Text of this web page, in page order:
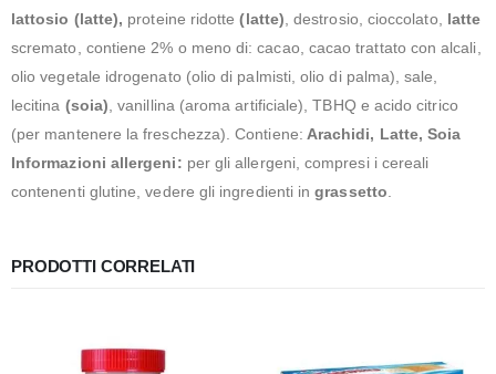
lattosio (latte), proteine ​​ridotte (latte) , destrosio, cioccolato, latte
scremato, contiene 2% o meno di: cacao, cacao trattato con alcali,
olio vegetale idrogenato (olio di palmisti, olio di palma), sale,
lecitina (soia) , vanillina (aroma artificiale), TBHQ e acido citrico
(per mantenere la freschezza). Contiene: Arachidi, Latte, Soia
Informazioni allergeni: per gli allergeni, compresi i cereali
contenenti glutine, vedere gli ingredienti ingrassetto
PRODOTTI CORRELATI